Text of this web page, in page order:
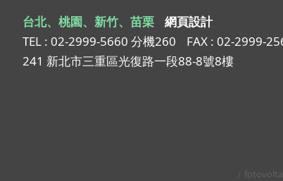
台北、桃園、新竹、苗栗
網頁設計
TEL : 02-2999-5660 分機260
FAX : 02-2999-
241 新北市三重區光復路一段88-8號8樓